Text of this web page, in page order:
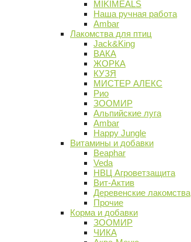
MIKIMEALS
Наша ручная работа
Ambar
Лакомства для птиц
Jack&King
ВАКА
ЖОРКА
КУЗЯ
МИСТЕР АЛЕКС
Рио
ЗООМИР
Альпийские луга
Ambar
Happy Jungle
Витамины и добавки
Beaphar
Veda
НВЦ Агроветзащита
Вит-Актив
Деревенские лакомства
Прочие
Корма и добавки
ЗООМИР
ЧИКА